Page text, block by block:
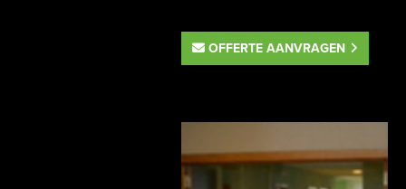
OFFERTE AANVRAGEN